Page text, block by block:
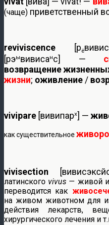
(чаще) приветственный
reviviscence [рё
[рэывивисанс] —
возвращение
жизни; оживление/
vivipare [вивипарх] —
как существительное
vivisection
латинского vivus — живой
переводится как
на живом животном для
действия лекарств,
хирургического лечения и